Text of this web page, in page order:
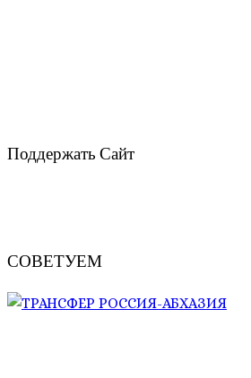
Поддержать Сайт
СОВЕТУЕМ